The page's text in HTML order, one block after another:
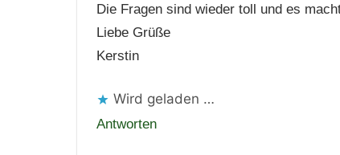
Die Fragen sind wieder toll und es
Liebe Grüße
Kerstin
Wird geladen …
Antworten